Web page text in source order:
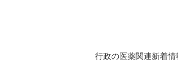
行政の医薬関連新着情